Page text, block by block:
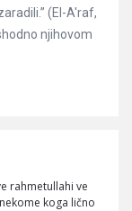
(El-A'raf,
njihovom
rahmetullahi ve
koga lično